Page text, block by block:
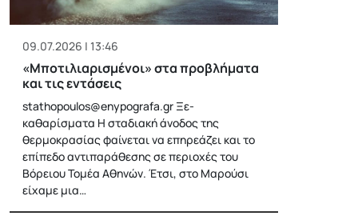
09.07.2026 | 13:46
«Μποτιλιαρισμένοι» στα προβλήματα
και τις εντάσεις
stathopoulos@enypografa.gr Ξε-
καθαρίσματα Η σταδιακή άνοδος της
θερμοκρασίας φαίνεται να επηρεάζει και το
επίπεδο αντιπαράθεσης σε περιοχές του
Βόρειου Τομέα Αθηνών. Έτσι, στο Μαρούσι
είχαμε μια…